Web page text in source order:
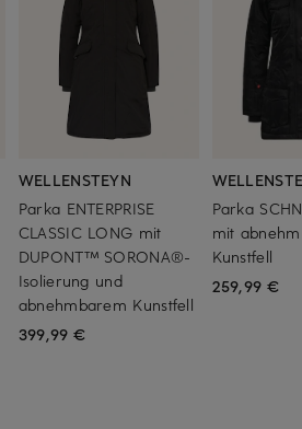
WELLENSTEYN
Parka ENTERPRISE
CLASSIC LONG mit
DUPONT™ SORONA®-
Isolierung und
abnehmbarem Kunstfell
399,99 €
Parka
mit
Kunstfell
259,99 €